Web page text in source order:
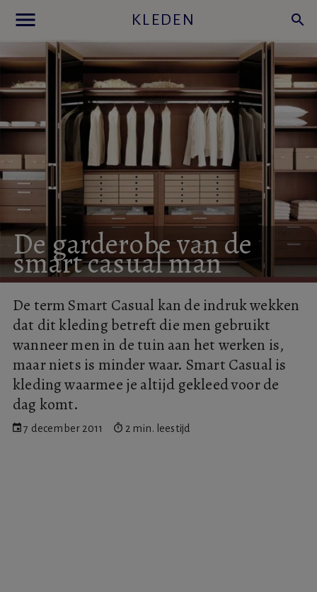
menu KLEDEN search
De garderobevande
smartcasualman
De term Smart Casual kan de indruk wekken
dat dit kleding betreft die men gebruikt
wanneer men in de tuin aan het werken is,
maar niets is minder waar. Smart Casual is
kleding waarmee je altijd gekleed voor de
dag komt.
7 december 2011 2 min. leestijd